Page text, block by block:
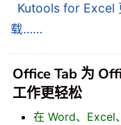
Kutools for Excel
载……
Office Tab 为
工作更轻松
在 Word、Excel